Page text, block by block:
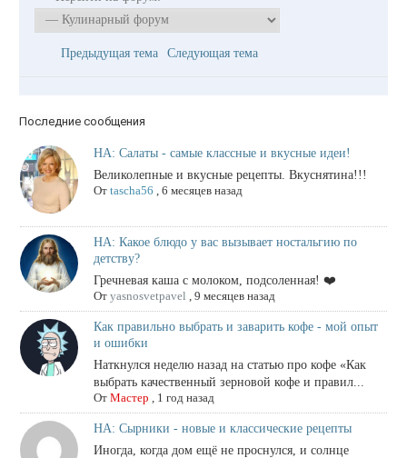
Предыдущая тема Следующая тема
Последние сообщения
НА: Салаты - самые классные и вкусные идеи!
Великолепные и вкусные рецепты. Вкуснятина!!!
От tascha56 6 месяцев назад
НА: Какое блюдо у вас вызывает ностальгию по
детству?
Гречневая каша с молоком, подсоленная! ❤️
От yasnosvetpavel 9 месяцев назад
Как правильно выбрать и заварить кофе - мой опыт
и ошибки
Наткнулся неделю назад на статью про кофе «Как
выбрать качественный зерновой кофе и правил...
От Мастер 1 год назад
НА: Сырники - новые и классические рецепты
Иногда, когда дом ещё не проснулся, и солнце